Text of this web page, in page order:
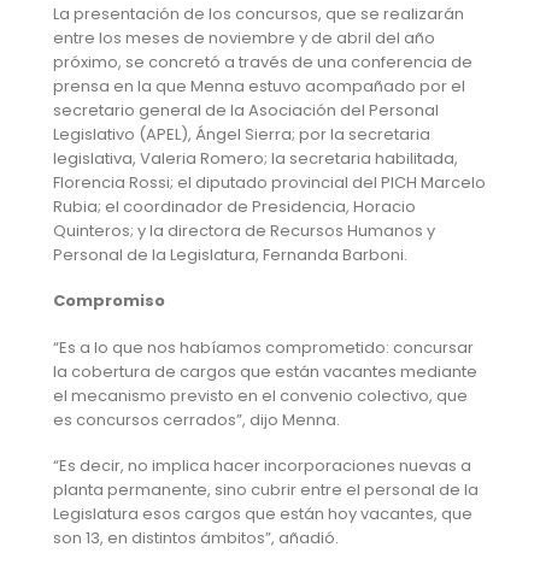
La presentación de los concursos, que se realizarán
entre los meses de noviembre y de abril del año
próximo, se concretó a través de una conferencia de
prensa en la que Menna estuvo acompañado por el
secretario general de la Asociación del Personal
Legislativo (APEL), Ángel Sierra; por la secretaria
legislativa, Valeria Romero; la secretaria habilitada,
Florencia Rossi; el diputado provincial del PICH Marcelo
Rubia; el coordinador de Presidencia, Horacio
Quinteros; y la directora de Recursos Humanos y
Personal de la Legislatura, Fernanda Barboni.
Compromiso
“Es a lo que nos habíamos comprometido: concursar
la cobertura de cargos que están vacantes mediante
el mecanismo previsto en el convenio colectivo, que
es concursos cerrados”, dijo Menna.
“Es decir, no implica hacer incorporaciones nuevas a
planta permanente, sino cubrir entre el personal de la
Legislatura esos cargos que están hoy vacantes, que
son 13, en distintos ámbitos”, añadió.